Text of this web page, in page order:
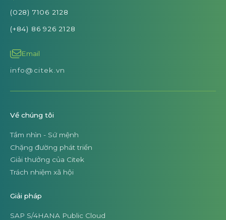
(028) 7106 2128
(+84) 86 926 2128
Email
info@citek.vn
Về chúng tôi
Tầm nhìn - Sứ mệnh
Chặng đường phát triển
Giải thưởng của Citek
Trách nhiệm xã hội
Giải pháp
SAP S/4HANA Public Cloud